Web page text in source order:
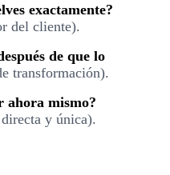
exactamente?
del cliente).
de que lo
transformación).
ahora mismo?
y única).